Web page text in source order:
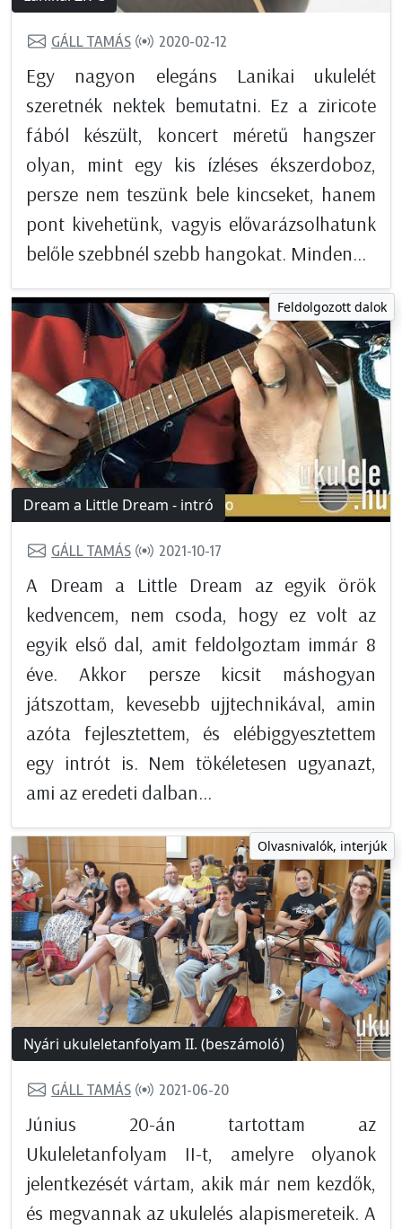
GÁLL TAMÁS 2020-02-12
Egy nagyon elegáns Lanikai ukulelét
szeretnék nektek bemutatni. Ez a ziricote
fából készült, koncert méretű hangszer
olyan, mint egy kis ízléses ékszerdoboz,
persze nem teszünk bele kincseket, hanem
pont kivehetünk, vagyis elővarázsolhatunk
belőle szebbnél szebb hangokat. Minden...
Feldolgozott dalok
Dream a Little Dream - intró
GÁLL TAMÁS 2021-10-17
A Dream a Little Dream az egyik örök
kedvencem, nem csoda, hogy ez volt az
egyik első dal, amit feldolgoztam immár 8
éve. Akkor persze kicsit máshogyan
játszottam, kevesebb ujjtechnikával, amin
azóta fejlesztettem, és elébiggyesztettem
egy intrót is. Nem tökéletesen ugyanazt,
ami az eredeti dalban...
Olvasnivalók, interjúk
Nyári ukuleletanfolyam II. (beszámoló)
GÁLL TAMÁS 2021-06-20
Június 20-án tartottam az
Ukuleletanfolyam II-t, amelyre olyanok
jelentkezését vártam, akik már nem kezdők,
és megvannak az ukulelés alapismereteik. A